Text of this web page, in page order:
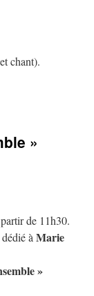
chant).
»
de 11h30.
à Marie
»